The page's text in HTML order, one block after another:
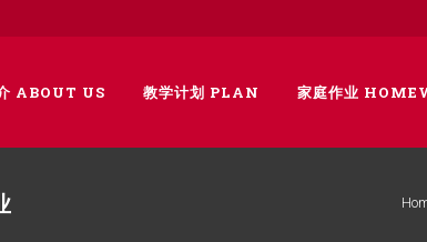
ABOUT US 教学计划 PLAN 家庭作业